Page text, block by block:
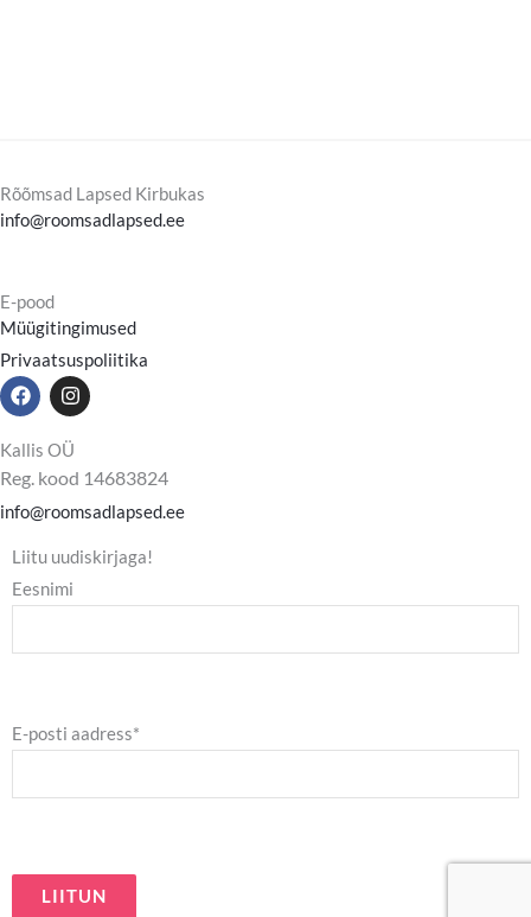
Rõõmsad Lapsed Kirbukas
info@roomsadlapsed.ee
E-pood
Müügitingimused
Privaatsuspoliitika
F
a
e
o
o
k
I
n
t
g
r
a
m
Kallis OÜ
Reg. kood 14683824
info@roomsadlapsed.ee
Liitu uudiskirjaga!
Eesnimi
E-posti aadress*